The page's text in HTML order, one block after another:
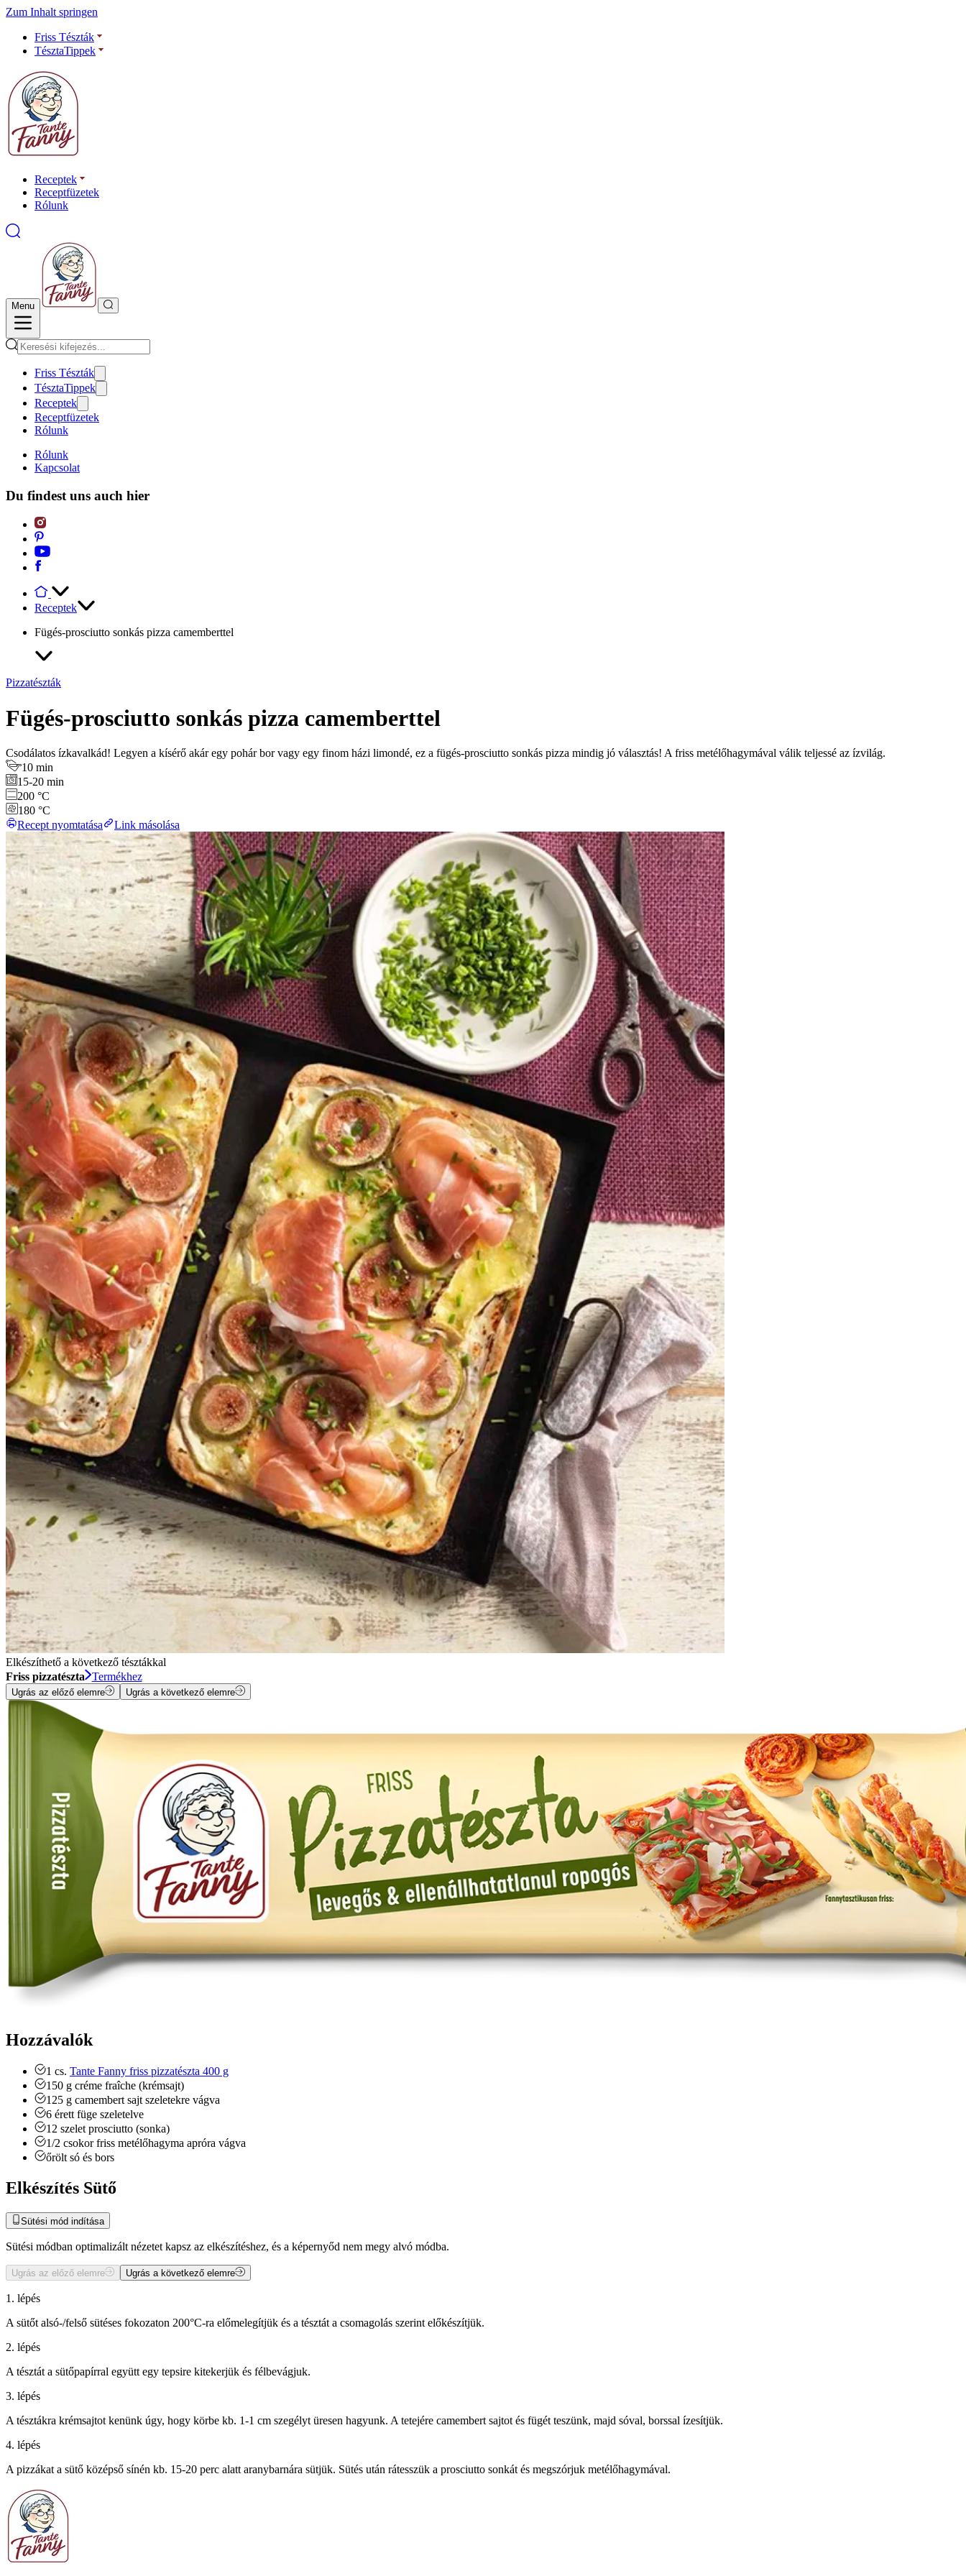
Zum Inhalt springen
Friss Tészták
TésztaTippek
Receptek
Receptfüzetek
Rólunk
Menu
Friss Tészták
TésztaTippek
Receptek
Receptfüzetek
Rólunk
Rólunk
Kapcsolat
Du findest uns auch hier
Receptek
Fügés-prosciutto sonkás pizza camemberttel
Pizzatészták
Fügés-prosciutto sonkás pizza camemberttel
Csodálatos ízkavalkád! Legyen a kísérő akár egy pohár bor vagy egy finom házi limondé, ez a fügés-prosciutto sonkás pizza mindig jó választás! A friss metélőhagymával válik teljessé az ízvilág.
10 min
15-20 min
200 °C
180 °C
Recept nyomtatása
Link másolása
Elkészíthető a következő tésztákkal
Friss pizzatészta
Termékhez
Ugrás az előző elemre Ugrás a következő elemre
Hozzávalók
1 cs. Tante Fanny friss pizzatészta 400 g
150 g créme fraîche (krémsajt)
125 g camembert sajt szeletekre vágva
6 érett füge szeletelve
12 szelet prosciutto (sonka)
1/2 csokor friss metélőhagyma apróra vágva
őrölt só és bors
Elkészítés Sütő
Sütési mód indítása
Sütési módban optimalizált nézetet kapsz az elkészítéshez, és a képernyőd nem megy alvó módba.
Ugrás az előző elemre Ugrás a következő elemre
1. lépés
A sütőt alsó-/felső sütéses fokozaton 200°C-ra előmelegítjük és a tésztát a csomagolás szerint előkészítjük.
2. lépés
A tésztát a sütőpapírral együtt egy tepsire kitekerjük és félbevágjuk.
3. lépés
A tésztákra krémsajtot kenünk úgy, hogy körbe kb. 1-1 cm szegélyt üresen hagyunk. A tetejére camembert sajtot és fügét teszünk, majd sóval, borssal ízesítjük.
4. lépés
A pizzákat a sütő középső sínén kb. 15-20 perc alatt aranybarnára sütjük. Sütés után rátesszük a prosciutto sonkát és megszórjuk metélőhagymával.